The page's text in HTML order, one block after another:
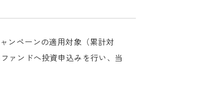
ンペーンの適用対象（累計対
ァンドへ投資申込みを行い、当